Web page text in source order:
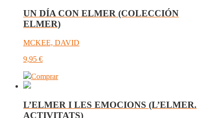
UN DÍA CON ELMER (COLECCIÓN
ELMER)
MCKEE, DAVID
9,95 €
Comprar
L’ELMER I LES EMOCIONS (L’ELMER.
ACTIVITATS)